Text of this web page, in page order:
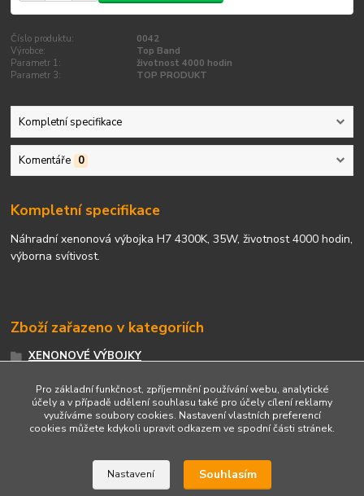
Číslo produktu:
0042
Výrobce:
Top Band
Parametr 1:
životnost 4000 hodin
Parametr 3:
TOP PRODUKT
Kompletní specifikace
Komentáře 0
Kompletní specifikace
Náhradní xenonová výbojka H7 4300K, 35W, životnost 4000 hodin,
výborna svítivost.
Zboží zařazeno v kategoriích
XENONOVÉ VÝBOJKY
Upravit sběr cookies.
Pro základní funkčnost, zpříjemnění používání webu, analytické
účely a v případě udělení souhlasu také pro účely cílení reklamy
využíváme soubory cookies. Nastavení vlastních preferencí
cookies můžete kdykoli upravit odkazem ve spodní části stránek.
Nastavení Souhlasím